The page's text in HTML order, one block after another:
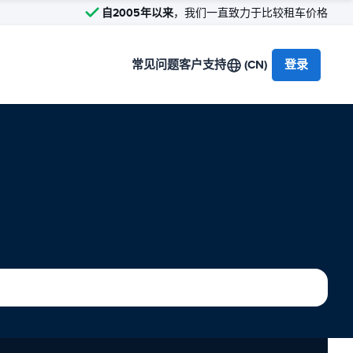
自2005年以来，我们一直致力于比较租车价格
常见问题客户支持 (CN) 登录